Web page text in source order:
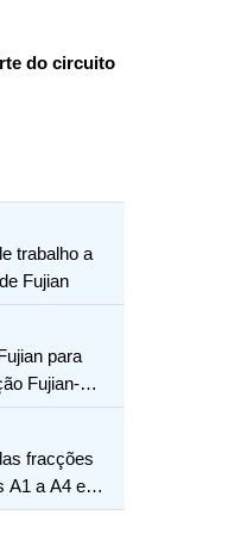
do circuito
trabalho a
Fujian
para
Fujian-
fracções
A1 a A4 e